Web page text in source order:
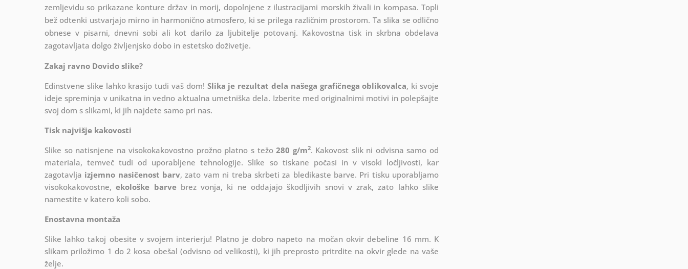
zemljevidu so prikazane konture držav in morij, dopolnjene z ilustracijami morskih živali in kompasa. Topli
bež odtenki ustvarjajo mirno in harmonično atmosfero, ki se prilega različnim prostorom. Ta slika se odlično
obnese v pisarni, dnevni sobi ali kot darilo za ljubitelje potovanj. Kakovostna tisk in skrbna obdelava
zagotavljata dolgo življenjsko dobo in estetsko doživetje.
Zakaj ravno Dovido slike?
Edinstvene slike lahko krasijo tudi vaš dom! Slika je rezultat dela našega grafičnega oblikovalca, ki svoje
ideje spreminja v unikatna in vedno aktualna umetniška dela. Izberite med originalnimi motivi in polepšajte
svoj dom s slikami, ki jih najdete samo pri nas.
Tisk najvišje kakovosti
Slike so natisnjene na visokokakovostno prožno platno s težo280 g/m2. Kakovost slik ni odvisna samo od
materiala, temveč tudi od uporabljene tehnologije. Slike so tiskane počasi in v visoki ločljivosti, kar
zagotavlja izjemno nasičenost barv, zato vam ni treba skrbeti za bledikaste barve. Pri tisku uporabljamo
visokokakovostne,ekološke barvebrez vonja, ki ne oddajajo škodljivih snovi v zrak, zato lahko slike
namestite v katero koli sobo.
Enostavna montaža
Slike lahko takoj obesite v svojem interierju! Platno je dobro napeto na močan okvir debeline 16 mm. K
slikam priložimo 1 do 2 kosa obešal (odvisno od velikosti), ki jih preprosto pritrdite na okvir glede na vaše
želje.